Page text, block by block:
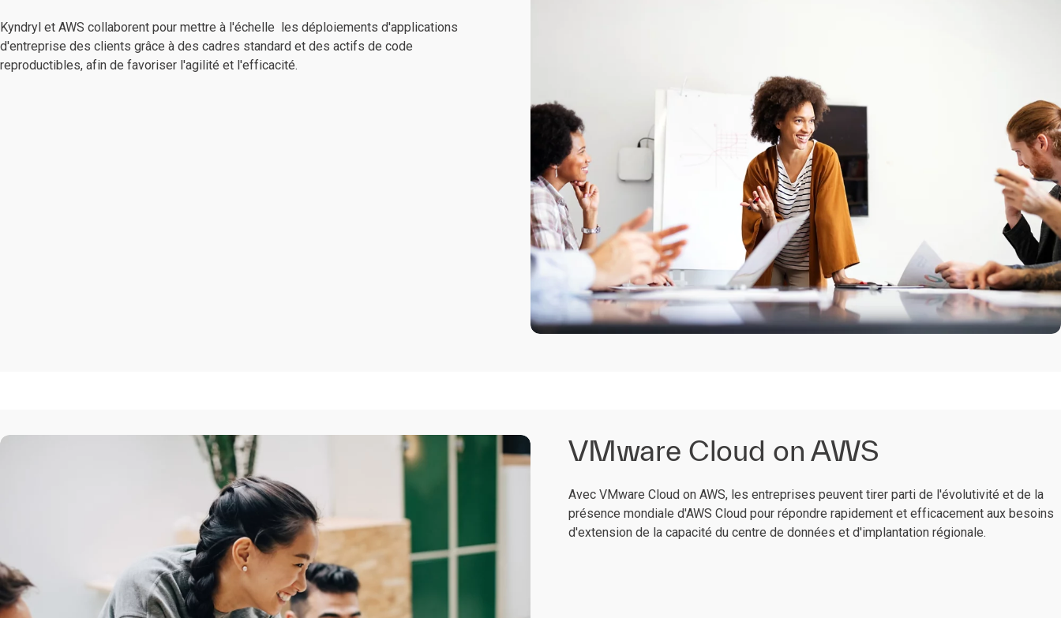
Kyndryl et AWS collaborent pour mettre à l'échelle les déploiements d'applications
d'entreprise des clients grâce à des cadres standard et des actifs de code
reproductibles, afin de favoriser l'agilité et l'efficacité.
VMware Cloud on AWS
Avec VMware Cloud on AWS, les entreprises peuvent tirer parti de l'évolutivité et de la
présence mondiale d'AWS Cloud pour répondre rapidement et efficacement aux besoins
d'extension de la capacité du centre de données et d'implantation régionale.